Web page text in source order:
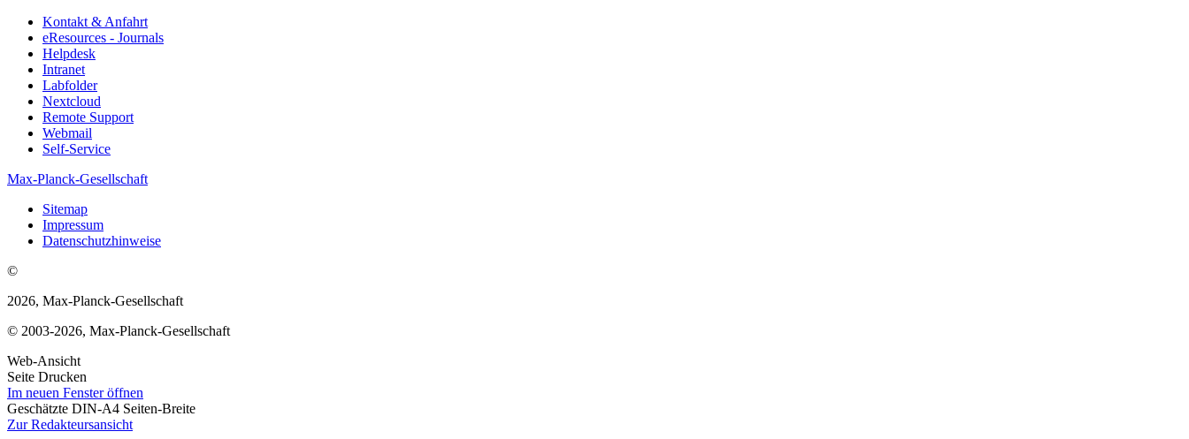
Kontakt & Anfahrt
eResources - Journals
Helpdesk
Intranet
Labfolder
Nextcloud
Remote Support
Webmail
Self-Service
Max-Planck-Gesellschaft
Sitemap
Impressum
Datenschutzhinweise
©
2026, Max-Planck-Gesellschaft
© 2003-2026, Max-Planck-Gesellschaft
Web-Ansicht
Seite Drucken
Im neuen Fenster öffnen
Geschätzte DIN-A4 Seiten-Breite
Zur Redakteursansicht